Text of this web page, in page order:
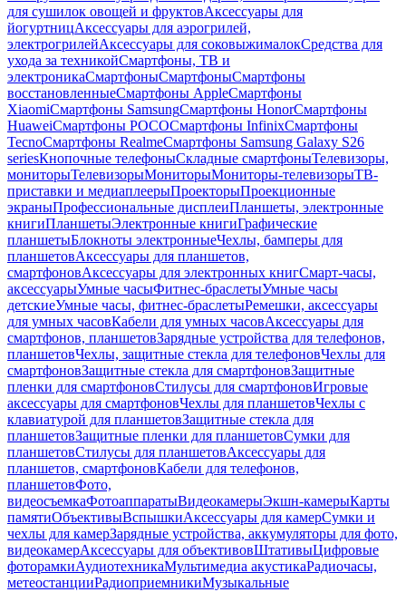
для сушилок овощей и фруктовАксессуары для
йогуртницАксессуары для аэрогрилей,
электрогрилейАксессуары для соковыжималокСредства для
ухода за техникойСмартфоны, ТВ и
электроникаСмартфоныСмартфоныСмартфоны
восстановленныеСмартфоны AppleСмартфоны
XiaomiСмартфоны SamsungСмартфоны HonorСмартфоны
HuaweiСмартфоны POCOСмартфоны InfinixСмартфоны
TecnoСмартфоны RealmeСмартфоны Samsung Galaxy S26
seriesКнопочные телефоныСкладные смартфоныТелевизоры,
мониторыТелевизорыМониторыМониторы-телевизорыТВ-
приставки и медиаплеерыПроекторыПроекционные
экраныПрофессиональные дисплеиПланшеты, электронные
книгиПланшетыЭлектронные книгиГрафические
планшетыБлокноты электронныеЧехлы, бамперы для
планшетовАксессуары для планшетов,
смартфоновАксессуары для электронных книгСмарт-часы,
аксессуарыУмные часыФитнес-браслетыУмные часы
детскиеУмные часы, фитнес-браслетыРемешки, аксессуары
для умных часовКабели для умных часовАксессуары для
смартфонов, планшетовЗарядные устройства для телефонов,
планшетовЧехлы, защитные стекла для телефоновЧехлы для
смартфоновЗащитные стекла для смартфоновЗащитные
пленки для смартфоновСтилусы для смартфоновИгровые
аксессуары для смартфоновЧехлы для планшетовЧехлы с
клавиатурой для планшетовЗащитные стекла для
планшетовЗащитные пленки для планшетовСумки для
планшетовСтилусы для планшетовАксессуары для
планшетов, смартфоновКабели для телефонов,
планшетовФото,
видеосъемкаФотоаппаратыВидеокамерыЭкшн-камерыКарты
памятиОбъективыВспышкиАксессуары для камерСумки и
чехлы для камерЗарядные устройства, аккумуляторы для фото,
видеокамерАксессуары для объективовШтативыЦифровые
фоторамкиАудиотехникаМультимедиа акустикаРадиочасы,
метеостанцииРадиоприемникиМузыкальные